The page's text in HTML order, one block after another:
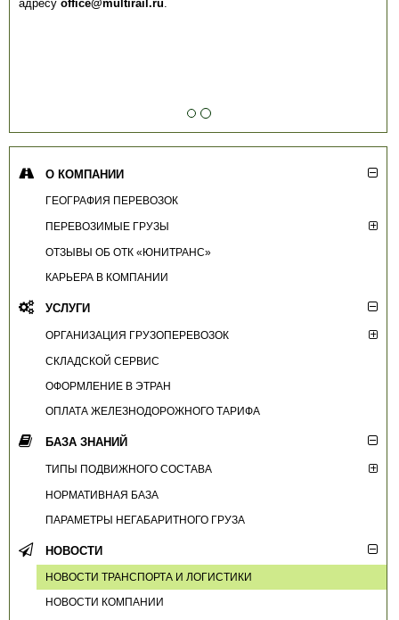
адресу office@multirail.ru.
О КОМПАНИИ
ГЕОГРАФИЯ ПЕРЕВОЗОК
ПЕРЕВОЗИМЫЕ ГРУЗЫ
ОТЗЫВЫ ОБ ОТК «ЮНИТРАНС»
КАРЬЕРА В КОМПАНИИ
УСЛУГИ
ОРГАНИЗАЦИЯ ГРУЗОПЕРЕВОЗОК
СКЛАДСКОЙ СЕРВИС
ОФОРМЛЕНИЕ В ЭТРАН
ОПЛАТА ЖЕЛЕЗНОДОРОЖНОГО ТАРИФА
БАЗА ЗНАНИЙ
ТИПЫ ПОДВИЖНОГО СОСТАВА
НОРМАТИВНАЯ БАЗА
ПАРАМЕТРЫ НЕГАБАРИТНОГО ГРУЗА
НОВОСТИ
НОВОСТИ ТРАНСПОРТА И ЛОГИСТИКИ
НОВОСТИ КОМПАНИИ